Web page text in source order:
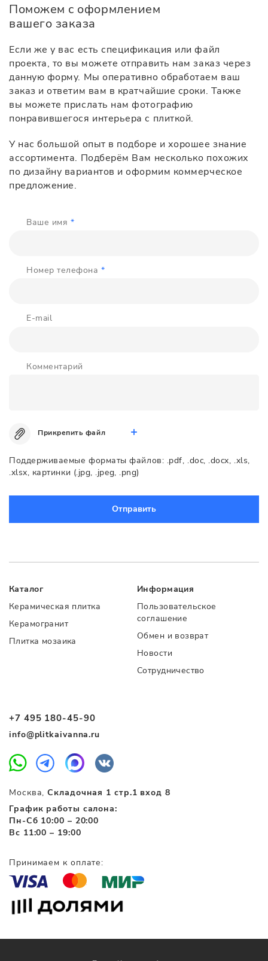
Ваше имя *
Номер телефона*
E-mail
Комментарий
Прикрепить файл
Поддерживаемые форматы файлов: .pdf, .doc, .docx, .xls,
.xlsx, картинки (.jpg, .jpeg, .png)
Отправить
Поможем с оформлением
вашего заказа
Если же у вас есть спецификация или файл
проекта, то вы можете отправить нам заказ через
данную форму. Мы оперативно обработаем ваш
заказ и ответим вам в кратчайшие сроки. Также
вы можете прислать нам фотографию
понравившегося интерьера с плиткой.
У нас большой опыт в подборе и хорошее знание
ассортимента. Подберём Вам несколько похожих
по дизайну вариантов и оформим коммерческое
предложение.
+7 495 180-45-90
info@plitkaivanna.ru
Москва,Складочная 1 стр.1 вход 8
График работы салона:
Пн-Сб 10:00 – 20:00
Вс 11:00 – 19:00
Каталог
Керамическая плитка
Керамогранит
Плитка мозаика
Информация
Пользовательское
соглашение
Обмен и возврат
Новости
Сотрудничество
Принимаем к оплате: